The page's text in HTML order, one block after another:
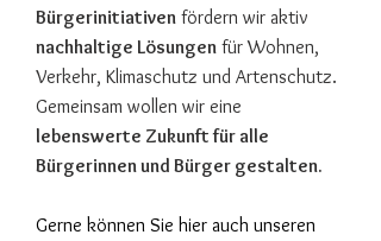
Bürgerinitiativen fördern wir aktiv
nachhaltige Lösungen für Wohnen,
Verkehr, Klimaschutz und Artenschutz.
Gemeinsam wollen wir eine
lebenswerte Zukunft für alle
Bürgerinnen und Bürger gestalten.
Gerne können Sie hier auch unseren